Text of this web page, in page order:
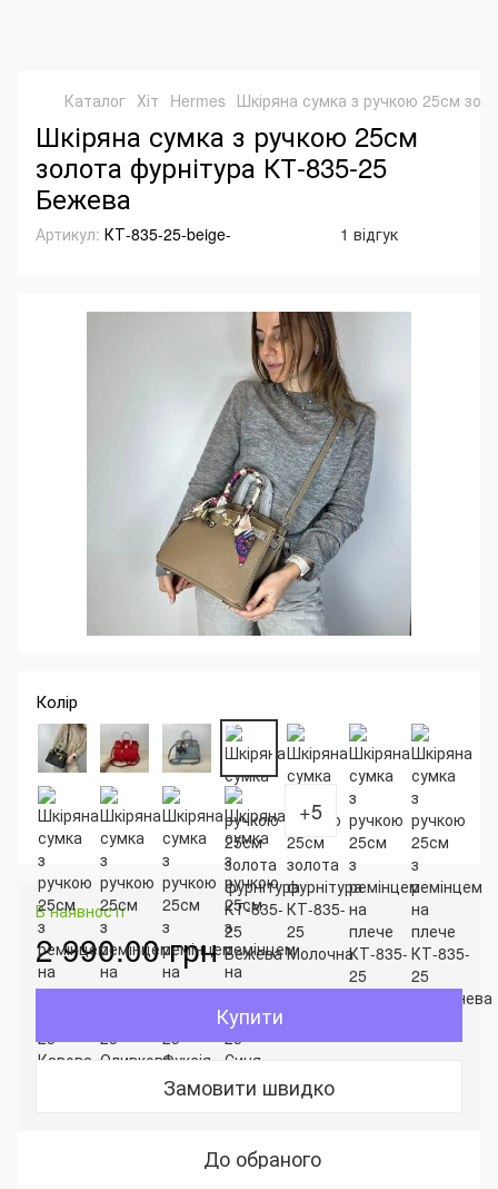
Каталог Хіт Hermes Шкіряна сумка з ручкою 25см
Шкіряна сумка з ручкою 25см
золота фурнітура КТ-835-25
Бежева
Артикул: КТ-835-25-beige- 1 відгук
Колір
+5
В наявності
2 990.00 грн
Купити
Замовити швидко
До обраного